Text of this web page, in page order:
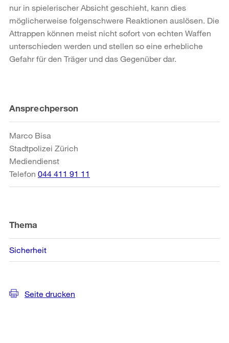
nur in spielerischer Absicht geschieht, kann dies
möglicherweise folgenschwere Reaktionen auslösen. Die
Attrappen können meist nicht sofort von echten Waffen
unterschieden werden und stellen so eine erhebliche
Gefahr für den Träger und das Gegenüber dar.
Weitere
Informationen
Ansprechperson
Marco Bisa
Stadtpolizei Zürich
Mediendienst
Telefon 044 411 91 11
Thema
Sicherheit
Seite drucken